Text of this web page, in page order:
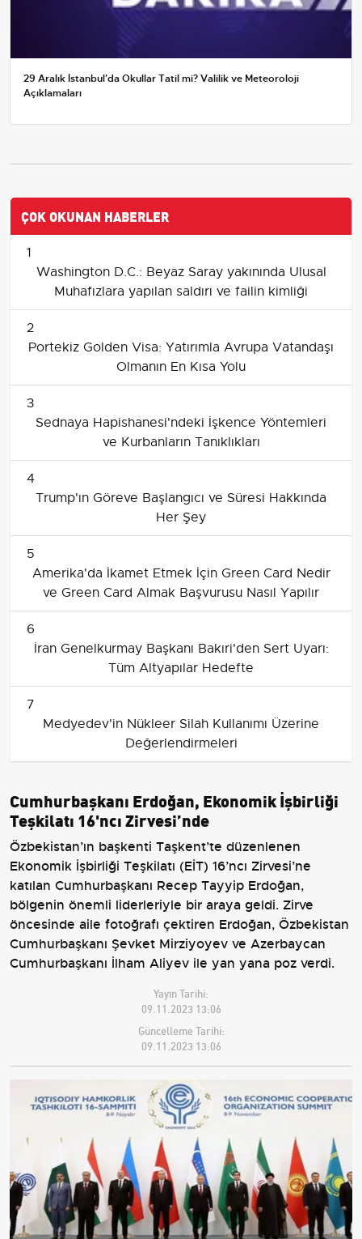
29 Aralık İstanbul'da Okullar Tatil mi? Valilik ve Meteoroloji
Açıklamaları
ÇOK OKUNAN HABERLER
1
Washington D.C.: Beyaz Saray yakınında Ulusal
Muhafızlara yapılan saldırı ve failin kimliği
2
Portekiz Golden Visa: Yatırımla Avrupa Vatandaşı
Olmanın En Kısa Yolu
3
Sednaya Hapishanesi'ndeki İşkence Yöntemleri
ve Kurbanların Tanıklıkları
4
Trump'ın Göreve Başlangıcı ve Süresi Hakkında
Her Şey
5
Amerika'da İkamet Etmek İçin Green Card Nedir
ve Green Card Almak Başvurusu Nasıl Yapılır
6
İran Genelkurmay Başkanı Bakıri'den Sert Uyarı:
Tüm Altyapılar Hedefte
7
Medyedev'in Nükleer Silah Kullanımı Üzerine
Değerlendirmeleri
Cumhurbaşkanı Erdoğan, Ekonomik İşbirliği
Teşkilatı 16'ncı Zirvesi’nde
Özbekistan’ın başkenti Taşkent’te düzenlenen
Ekonomik İşbirliği Teşkilatı (EİT) 16’ncı Zirvesi’ne
katılan Cumhurbaşkanı Recep Tayyip Erdoğan,
bölgenin önemli liderleriyle bir araya geldi. Zirve
öncesinde aile fotoğrafı çektiren Erdoğan, Özbekistan
Cumhurbaşkanı Şevket Mirziyoyev ve Azerbaycan
Cumhurbaşkanı İlham Aliyev ile yan yana poz verdi.
Yayın Tarihi:
09.11.2023 13:06
Güncelleme Tarihi:
09.11.2023 13:06